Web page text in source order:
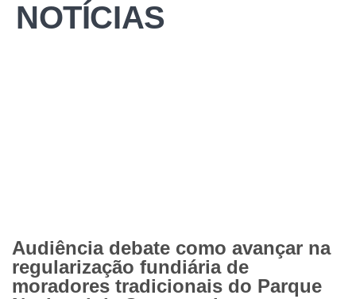
NOTÍCIAS
Audiência debate como avançar na
regularização fundiária de
moradores tradicionais do Parque